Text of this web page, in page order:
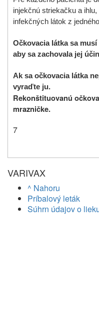
injekčnú striekačku a
infekčných látok z
Očkovacia látka sa
aby sa zachovala jej
Ak sa očkovacia látka
vyraďte ju.
Rekonštituovanú
mrazničke.
7
VARIVAX
^ Nahoru
Príbalový leták
Súhrn údajov o